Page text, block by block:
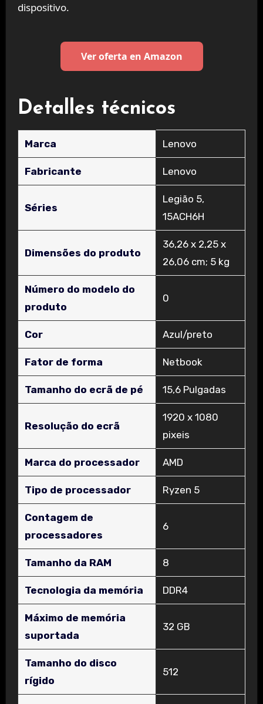
dispositivo.
Ver oferta en Amazon
Detalles técnicos
Marca ‎Lenovo
Fabricante ‎Lenovo
Séries
‎Legião 5,
15ACH6H
Dimensões do produto
‎36,26 x 2,25 x
26,06 cm; 5 kg
Número do modelo do
produto
‎0
Cor ‎Azul/preto
Fator de forma ‎Netbook
Tamanho do ecrã de pé ‎15,6 Pulgadas
Resolução do ecrã
‎1920 x 1080
pixeis
Marca do processador ‎AMD
Tipo de processador ‎Ryzen 5
Contagem de
processadores
‎6
Tamanho da RAM ‎8
Tecnologia da memória ‎DDR4
Máximo de memória
suportada
‎32 GB
Tamanho do disco
rígido
‎512